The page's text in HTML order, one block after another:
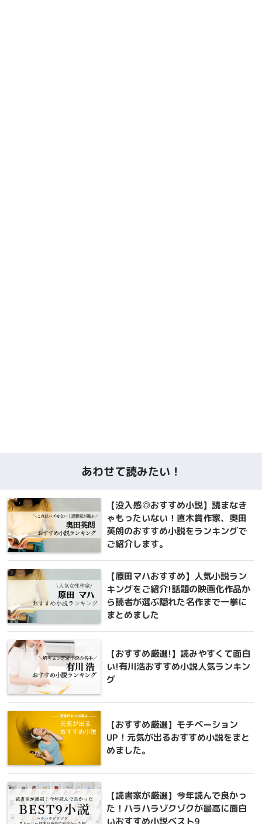
あわせて読みたい！
【没入感◎おすすめ小説】読まなき
ゃもったいない！直木賞作家、奥田
英朗のおすすめ小説をランキングで
ご紹介します。
【原田マハおすすめ】人気小説ラン
キングをご紹介!話題の映画化作品か
ら読者が選ぶ隠れた名作まで一挙に
まとめました
【おすすめ厳選!】読みやすくて面白
い!有川浩おすすめ小説人気ランキン
グ
【おすすめ厳選】モチベーション
UP！元気が出るおすすめ小説をまと
めました。
【読書家が厳選】今年読んで良かっ
た！ハラハラゾクゾクが最高に面白
いおすすめ小説ベスト9